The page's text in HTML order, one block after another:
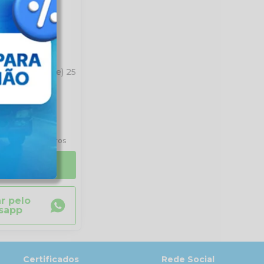
(Corote) 25
sem juros
pelo
Certificados Rede Social